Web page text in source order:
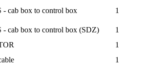
cab box to control box
1
cab box to control box (SDZ)
1
1
1